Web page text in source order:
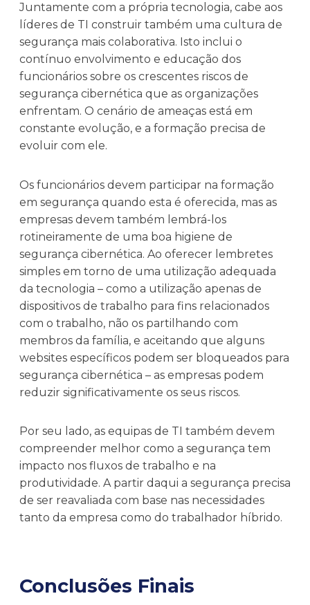
Juntamente com a própria tecnologia, cabe aos
líderes de TI construir também uma cultura de
segurança mais colaborativa. Isto inclui o
contínuo envolvimento e educação dos
funcionários sobre os crescentes riscos de
segurança cibernética que as organizações
enfrentam. O cenário de ameaças está em
constante evolução, e a formação precisa de
evoluir com ele.
Os funcionários devem participar na formação
em segurança quando esta é oferecida, mas as
empresas devem também lembrá-los
rotineiramente de uma boa higiene de
segurança cibernética. Ao oferecer lembretes
simples em torno de uma utilização adequada
da tecnologia – como a utilização apenas de
dispositivos de trabalho para fins relacionados
com o trabalho, não os partilhando com
membros da família, e aceitando que alguns
websites específicos podem ser bloqueados para
segurança cibernética – as empresas podem
reduzir significativamente os seus riscos.
Por seu lado, as equipas de TI também devem
compreender melhor como a segurança tem
impacto nos fluxos de trabalho e na
produtividade. A partir daqui a segurança precisa
de ser reavaliada com base nas necessidades
tanto da empresa como do trabalhador híbrido.
Conclusões Finais